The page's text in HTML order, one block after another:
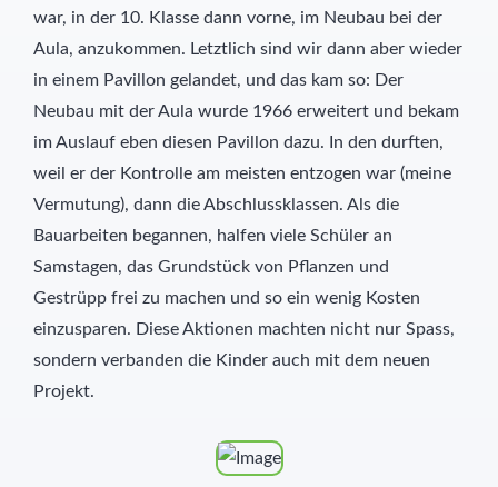
war, in der 10. Klasse dann vorne, im Neubau bei der
Aula, anzukommen. Letztlich sind wir dann aber wieder
in einem Pavillon gelandet, und das kam so: Der
Neubau mit der Aula wurde 1966 erweitert und bekam
im Auslauf eben diesen Pavillon dazu. In den durften,
weil er der Kontrolle am meisten entzogen war (meine
Vermutung), dann die Abschlussklassen. Als die
Bauarbeiten begannen, halfen viele Schüler an
Samstagen, das Grundstück von Pflanzen und
Gestrüpp frei zu machen und so ein wenig Kosten
einzusparen. Diese Aktionen machten nicht nur Spass,
sondern verbanden die Kinder auch mit dem neuen
Projekt.